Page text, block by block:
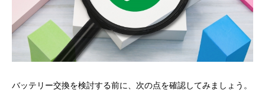
バッテリー交換を検討する前に、次の点を確認してみましょう。